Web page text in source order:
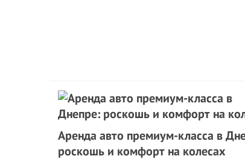
Аренда авто премиум-класса в
роскошь и комфорт на колесах